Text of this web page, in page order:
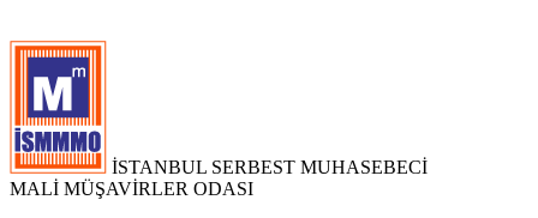
İSTANBUL SERBEST MUHASEBECİ
MALİ MÜŞAVİRLER ODASI